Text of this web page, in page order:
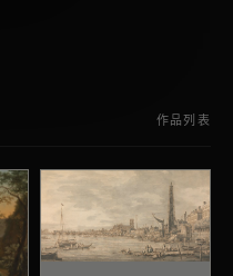
作品列表